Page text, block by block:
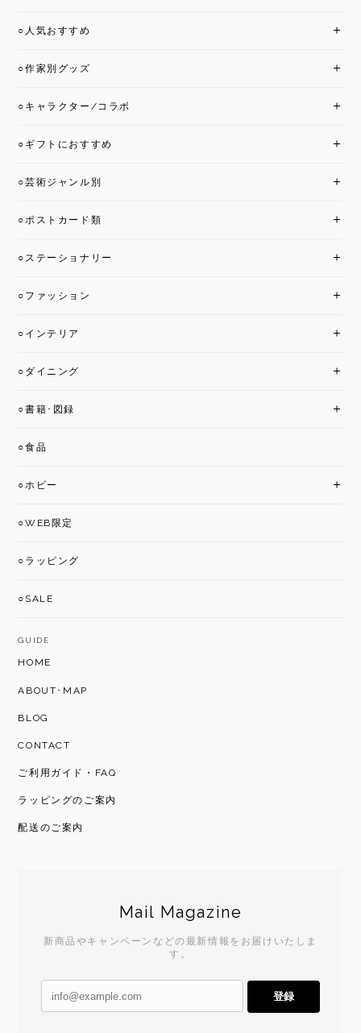
○人気おすすめ
○作家別グッズ
○キャラクター/コラボ
○ギフトにおすすめ
○芸術ジャンル別
○ポストカード類
○ステーショナリー
○ファッション
○インテリア
○ダイニング
○書籍･図録
○食品
○ホビー
○WEB限定
○ラッピング
○SALE
GUIDE
HOME
ABOUT･MAP
BLOG
CONTACT
ご利用ガイド・FAQ
ラッピングのご案内
配送のご案内
Mail Magazine
新商品やキャンペーンなどの最新情報をお届けいたしま
す。
登録